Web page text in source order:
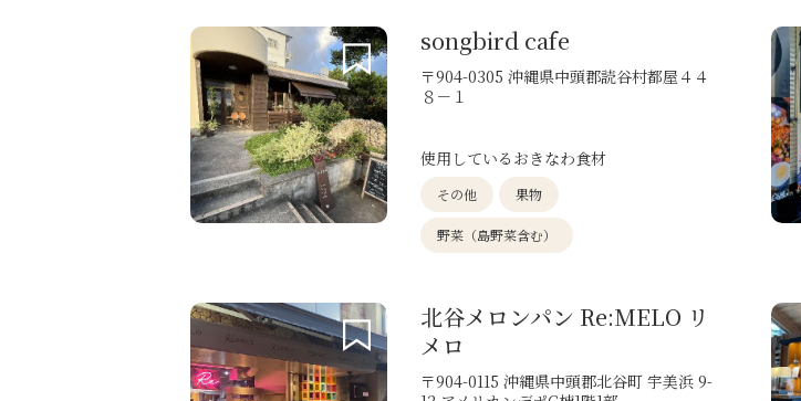
songbird cafe
〒904-0305 沖縄県中頭郡読谷村都屋４４
８－１
使用しているおきなわ食材
その他 果物
野菜（島野菜含む）
北谷メロンパン Re:MELO リ
メロ
〒904-0115 沖縄県中頭郡北谷町 宇美浜 9-